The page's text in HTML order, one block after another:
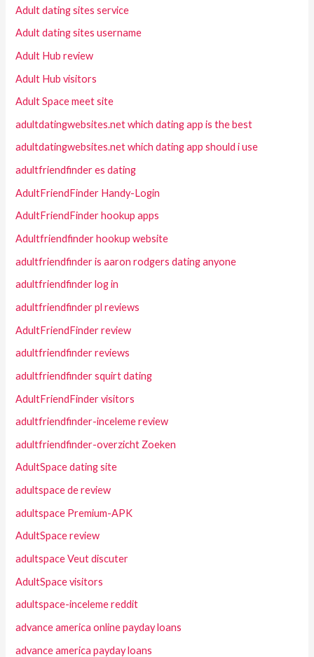
Adult dating sites service
Adult dating sites username
Adult Hub review
Adult Hub visitors
Adult Space meet site
adultdatingwebsites.net which dating app is the best
adultdatingwebsites.net which dating app should i use
adultfriendfinder es dating
AdultFriendFinder Handy-Login
AdultFriendFinder hookup apps
Adultfriendfinder hookup website
adultfriendfinder is aaron rodgers dating anyone
adultfriendfinder log in
adultfriendfinder pl reviews
AdultFriendFinder review
adultfriendfinder reviews
adultfriendfinder squirt dating
AdultFriendFinder visitors
adultfriendfinder-inceleme review
adultfriendfinder-overzicht Zoeken
AdultSpace dating site
adultspace de review
adultspace Premium-APK
AdultSpace review
adultspace Veut discuter
AdultSpace visitors
adultspace-inceleme reddit
advance america online payday loans
advance america payday loans